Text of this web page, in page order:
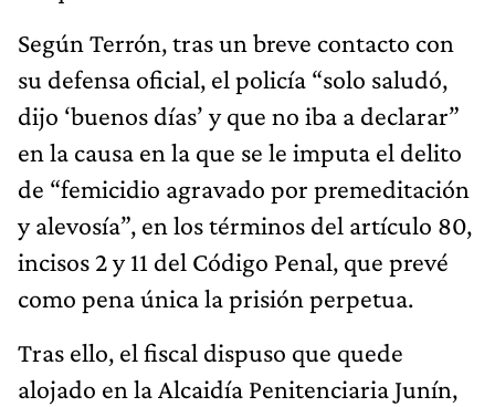
Según Terrón, tras un breve contacto con
su defensa oficial, el policía “solo saludó,
dijo ‘buenos días’ y que no iba a declarar”
en la causa en la que se le imputa el delito
de “femicidio agravado por premeditación
y alevosía”, en los términos del artículo 80,
incisos 2 y 11 del Código Penal, que prevé
como pena única la prisión perpetua.
Tras ello, el fiscal dispuso que quede
alojado en la Alcaidía Penitenciaria Junín,